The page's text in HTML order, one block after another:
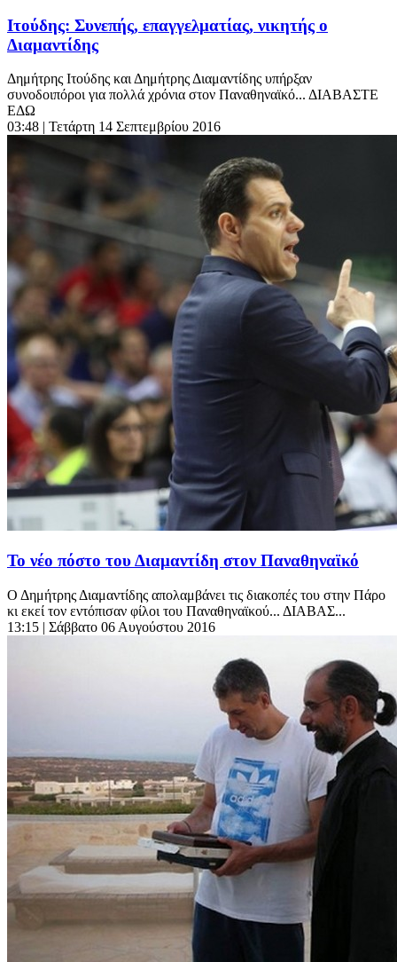
Ιτούδης: Συνεπής, επαγγελματίας, νικητής ο
Διαμαντίδης
Δημήτρης Ιτούδης και Δημήτρης Διαμαντίδης υπήρξαν
συνοδοιπόροι για πολλά χρόνια στον Παναθηναϊκό... ΔΙΑΒΑΣΤΕ
ΕΔΩ
03:48 | Τετάρτη 14 Σεπτεμβρίου 2016
Το νέο πόστο του Διαμαντίδη στον Παναθηναϊκό
Ο Δημήτρης Διαμαντίδης απολαμβάνει τις διακοπές του στην Πάρο
κι εκεί τον εντόπισαν φίλοι του Παναθηναϊκού... ΔΙΑΒΑΣ...
13:15 | Σάββατο 06 Αυγούστου 2016